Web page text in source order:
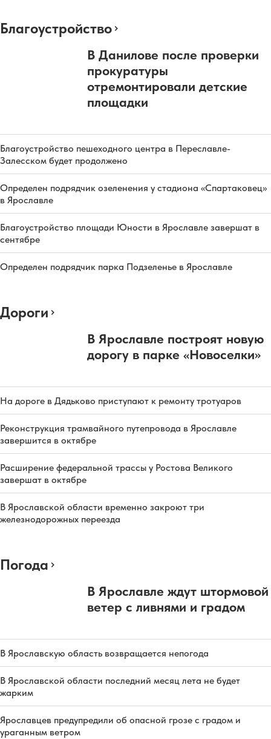
Благоустройство
В Данилове после проверки
прокуратуры
отремонтировали детские
площадки
Благоустройство пешеходного центра в Переславле-
Залесском будет продолжено
Определен подрядчик озеленения у стадиона «Спартаковец»
в Ярославле
Благоустройство площади Юности в Ярославле завершат в
сентябре
Определен подрядчик парка Подзеленье в Ярославле
Дороги
В Ярославле построят новую
дорогу в парке «Новоселки»
На дороге в Дядьково приступают к ремонту тротуаров
Реконструкция трамвайного путепровода в Ярославле
завершится в октябре
Расширение федеральной трассы у Ростова Великого
завершат в октябре
В Ярославской области временно закроют три
железнодорожных переезда
Погода
В Ярославле ждут штормовой
ветер с ливнями и градом
В Ярославскую область возвращается непогода
В Ярославской области последний месяц лета не будет
жарким
Ярославцев предупредили об опасной грозе с градом и
ураганным ветром